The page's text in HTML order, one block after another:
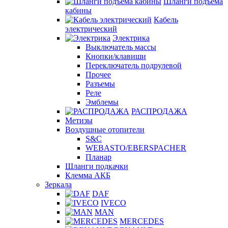
кабины
Кабель
электрический
Электрика
Выключатель массы
Кнопки/клавиши
Переключатель подрулевой
Прочее
Разъемы
Реле
Эмблемы
РАСПРОДАЖА
Метизы
Воздушные отопители
S&C
WEBASTO/EBERSPACHER
Планар
Шланги подкачки
Клемма АКБ
Зеркала
DAF
IVECO
MAN
MERCEDES